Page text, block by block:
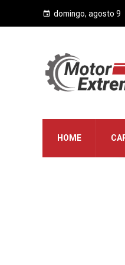
domingo, agosto 9
HOME